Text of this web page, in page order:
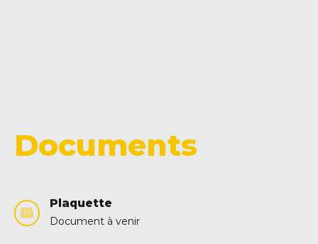
Documents
Plaquette
Document à venir